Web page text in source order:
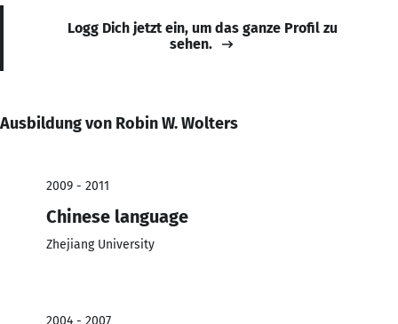
Logg Dich jetzt ein, um das ganze Profil zu
sehen.
Ausbildung von Robin W. Wolters
2009 - 2011
Chinese language
Zhejiang University
2004 - 2007